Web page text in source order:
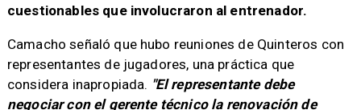
cuestionables que involucraron al entrenador.
Camacho señaló que hubo reuniones de Quinteros con
representantes de jugadores, una práctica que
considera inapropiada. "El representante debe
negociar con el gerente técnico la renovación de